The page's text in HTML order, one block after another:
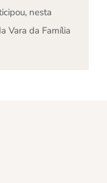
nesta
Vara da Família